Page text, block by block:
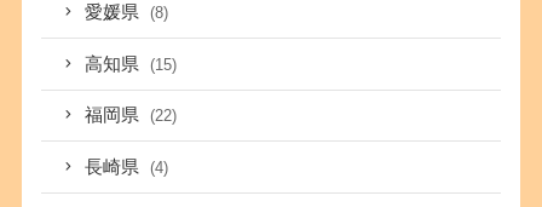
愛媛県 (8)
高知県 (15)
福岡県 (22)
長崎県 (4)